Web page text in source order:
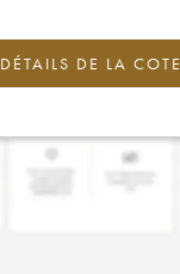
DÉTAILS DE LA COTE